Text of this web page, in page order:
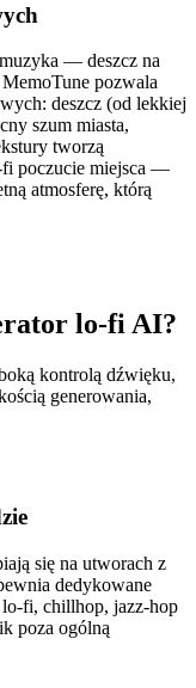
— deszcz na
pozwala
deszcz (od lekkiej
szum miasta,
tworzą
fi poczucie miejsca —
atmosferę, którą
lo-fi AI?
kontrolą dźwięku,
generowania,
się na utworach z
dedykowane
fi, chillhop, jazz-hop
poza ogólną